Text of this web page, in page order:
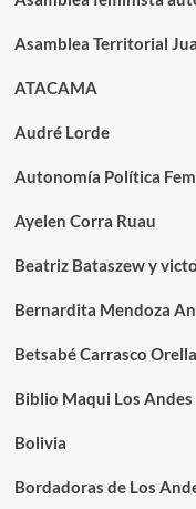
Asamblea Territorial
ATACAMA
Audré Lorde
Autonomía Política
Ayelen Corra Ruau
Beatriz Bataszew y
Bernardita Mendoza
Betsabé Carrasco
Biblio Maqui Los Andes
Bolivia
Bordadoras de Los